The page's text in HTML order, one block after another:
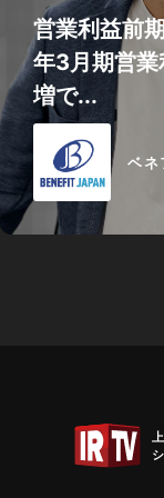
ベネ
営業利益前
年3月期営
増で...